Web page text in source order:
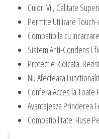
Culori Vii, Calitate
Permite Utilizare
Compatibila cu
Sistem Anti-Condens
Protectie Ridicata.
Nu Afecteaza
Confera Acces la
Avantajeaza Prinderea
Compatibilitate: Huse